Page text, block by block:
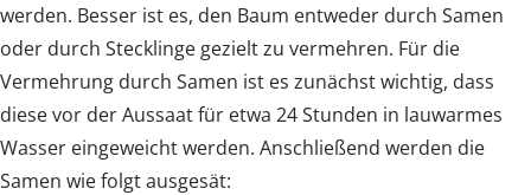
werden. Besser ist es, den Baum entweder durch Samen
oder durch Stecklinge gezielt zu vermehren. Für die
Vermehrung durch Samen ist es zunächst wichtig, dass
diese vor der Aussaat für etwa 24 Stunden in lauwarmes
Wasser eingeweicht werden. Anschließend werden die
Samen wie folgt ausgesät: